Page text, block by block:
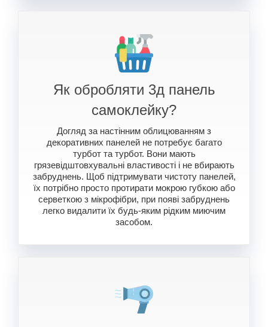
Як обробляти 3д панель
самоклейку?
Догляд за настінним облицюванням з
декоративних панелей не потребує багато
турбот та турбот. Вони мають
грязевідштовхувальні властивості і не вбирають
забруднень. Щоб підтримувати чистоту панелей,
їх потрібно просто протирати мокрою губкою або
серветкою з мікрофібри, при появі забруднень
легко видалити їх будь-яким рідким миючим
засобом.